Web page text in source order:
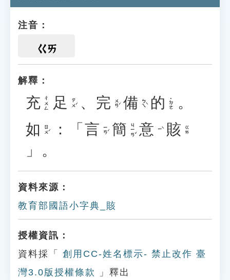
注音：
ㄍㄞ
解釋：
充 ㄔㄨㄥ 足 ㄗㄨˊ 、 完 ㄨㄢˊ 備 ㄅㄟˋ 的 ˙ㄉㄜ 。
如 ㄖㄨˊ ：「 言 ㄧㄢˊ 簡 ㄐㄧㄢˇ 意 ㄧˋ 賅 ㄍㄞ
」。
資料來源：
教育部國語小字典_賅
授權資訊：
資料採「
創用CC-姓名標示- 禁止改作 臺
灣3.0版授權條款
」釋出